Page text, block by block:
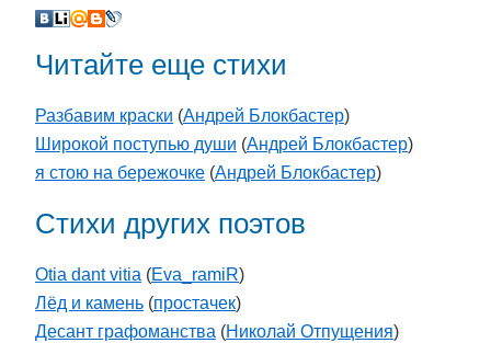
Читайте еще стихи
Разбавим краски (Андрей Блокбастер)
Широкой поступью души (Андрей Блокбастер)
я стою на бережочке (Андрей Блокбастер)
Стихи других поэтов
Otia dant vitia (Eva_ramiR)
Лёд и камень (простачек)
Десант графоманства (Николай Отпущения)